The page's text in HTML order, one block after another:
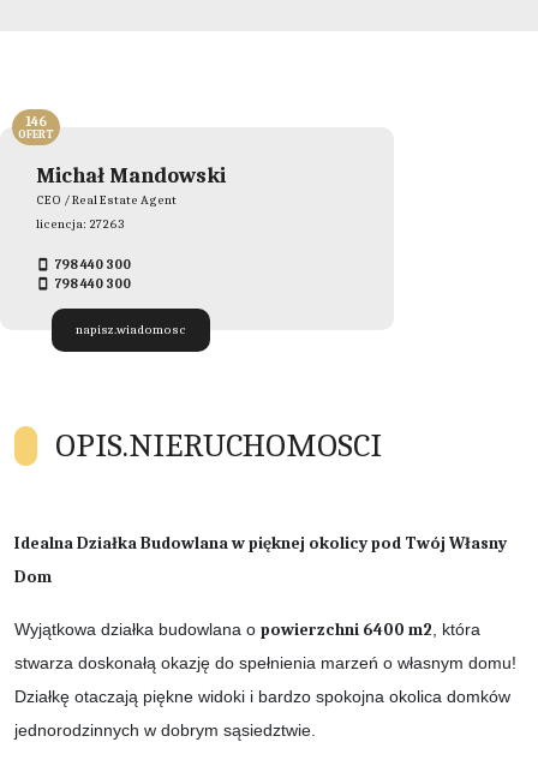
Michał Mandowski
CEO / Real Estate Agent
licencja: 27263
798 440 300
798 440 300
napisz.wiadomosc
146
OFERT
OPIS.NIERUCHOMOSCI
Idealna Działka Budowlana w pięknej okolicy pod Twój Własny
Dom
Wyjątkowa działka budowlana o powierzchni 6400 m2, która
stwarza doskonałą okazję do spełnienia marzeń o własnym domu!
Działkę otaczają piękne widoki i bardzo spokojna okolica domków
jednorodzinnych w dobrym sąsiedztwie.